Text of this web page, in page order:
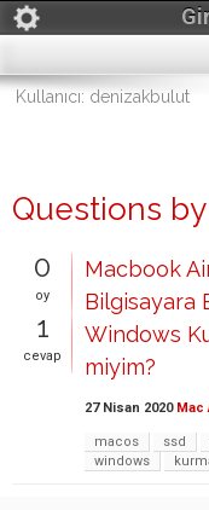
Kullanıcı: denizakbulut
Questions
0
oy
1
cevap
Macbook
Bilgisayara
Windows
miyim?
27 Nisan 2020 Mac
macos ssd
windows